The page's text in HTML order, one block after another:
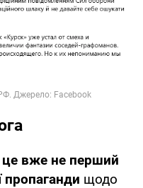
це вже не перший
пропаганди щодо